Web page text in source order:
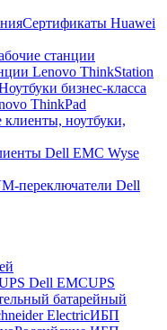
Сертификаты Huawei
станции
Lenovo ThinkStation
бизнес-класса
ThinkPad
клиенты, ноутбуки,
Dell EMC Wyse
переключатели Dell
Dell EMCUPS
батарейный
ElectricИБП